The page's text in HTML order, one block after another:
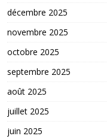
décembre 2025
novembre 2025
octobre 2025
septembre 2025
août 2025
juillet 2025
juin 2025